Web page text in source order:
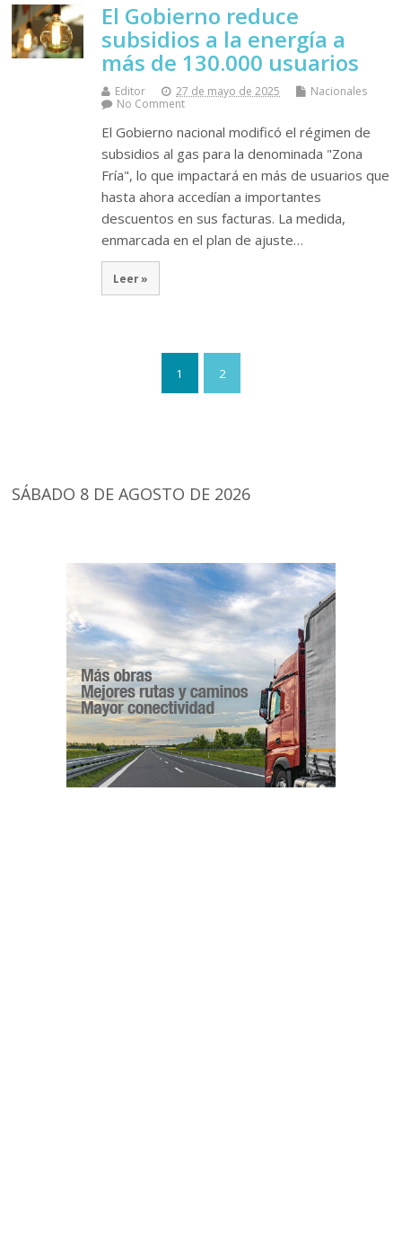
El Gobierno reduce
subsidios a la energía a
más de 130.000 usuarios
Editor 27 de mayo de 2025
Nacionales
No Comment
El Gobierno nacional modificó el régimen de
subsidios al gas para la denominada "Zona
Fría", lo que impactará en más de usuarios que
hasta ahora accedían a importantes
descuentos en sus facturas. La medida,
enmarcada en el plan de ajuste…
Leer »
1 2
SÁBADO 8 DE AGOSTO DE 2026